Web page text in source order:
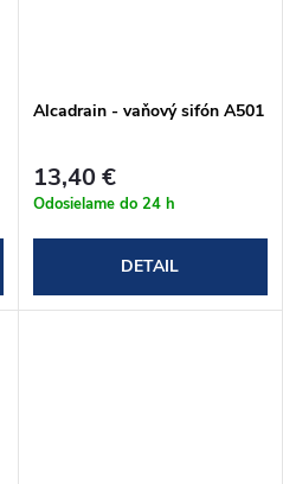
Alcadrain - vaňový sifón A501
13,40 €
Odosielame do 24 h
DETAIL